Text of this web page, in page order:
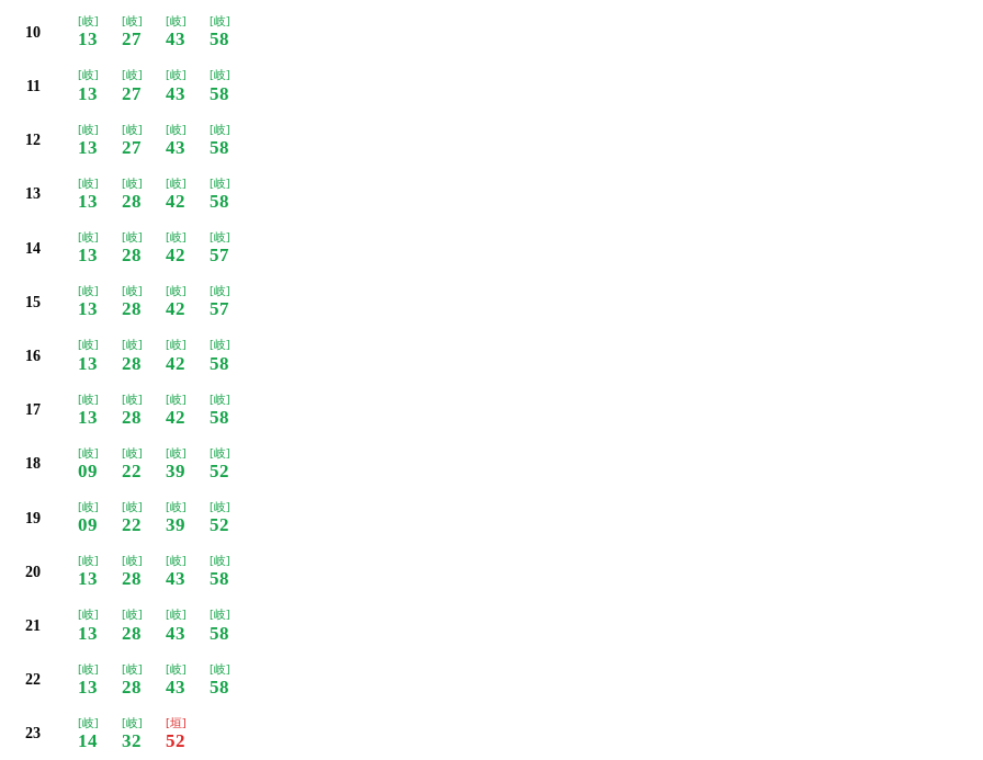
10
[岐]
13
[岐]
27
[岐]
43
[岐]
58
11
[岐]
13
[岐]
27
[岐]
43
[岐]
58
12
[岐]
13
[岐]
27
[岐]
43
[岐]
58
13
[岐]
13
[岐]
28
[岐]
42
[岐]
58
14
[岐]
13
[岐]
28
[岐]
42
[岐]
57
15
[岐]
13
[岐]
28
[岐]
42
[岐]
57
16
[岐]
13
[岐]
28
[岐]
42
[岐]
58
17
[岐]
13
[岐]
28
[岐]
42
[岐]
58
18
[岐]
09
[岐]
22
[岐]
39
[岐]
52
19
[岐]
09
[岐]
22
[岐]
39
[岐]
52
20
[岐]
13
[岐]
28
[岐]
43
[岐]
58
21
[岐]
13
[岐]
28
[岐]
43
[岐]
58
22
[岐]
13
[岐]
28
[岐]
43
[岐]
58
23
[岐]
14
[岐]
32
[垣]
52